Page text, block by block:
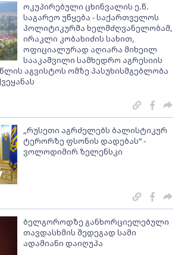
ოკუპირებული ცხინვალის ე.წ.
საგარეო უწყება - საქართველოს
პოლიტიკურმა ხელმძღვანელობამ,
ირაკლი კობახიძის სახით,
ოფიციალურად აღიარა მიხეილ
სააკაშვილი სამხედრო აგრესიის
წლის აგვისტოს ომზე პასუხისმგებლობა
„რუსეთი აგრძელებს ბალისტიკურ
ტერორზე ფსონის დადებას“ -
ვოლოდიმირ ზელენსკი
ბელგოროდზე განხორციელებული
თავდასხმის შედეგად სამი
ადამიანი დაიღუპა